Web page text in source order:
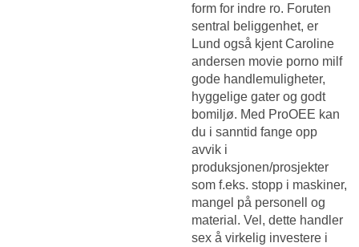
form for indre ro. Foruten
sentral beliggenhet, er
Lund også kjentCaroline
andersen movie porno milf
gode handlemuligheter,
hyggelige gater og godt
bomiljø. Med ProOEE kan
du i sanntid fange opp
avvik i
produksjonen/prosjekter
som f.eks. stopp i maskiner,
mangel på personell og
material. Vel, dette handler
sex å virkelig investere i